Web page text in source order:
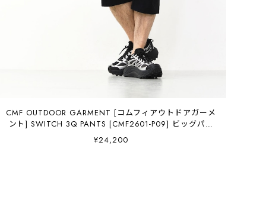
CMF OUTDOOR GARMENT [コムフィアウトドアガーメ
ント] SWITCH 3Q PANTS [CMF2601-P09] ビッグパン
ツ・ナイロンパンツ・吸水速乾・キャンプ・アウトド
ア・アクティビティ・クロップドパンツ型・MEN'S /
¥24,200